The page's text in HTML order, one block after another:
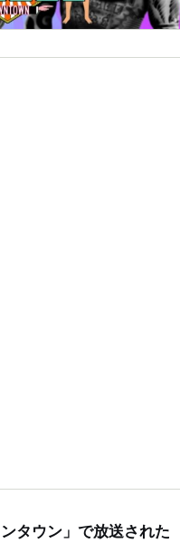
タウン」で放送された